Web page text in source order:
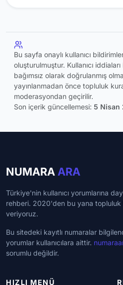
Bu sayfa onaylı kullanıcı
oluşturulmuştur. Kullanıcı
bağımsız olarak doğrulanmış
yayınlanmadan önce topluluk
moderasyondan geçirilir.
Son içerik güncellemesi: 5 Nisan
NUMARA ARA
Türkiye'nin kullanıcı yorumlarına
rehberi. 2020'den bu yana topluluk
veriyoruz.
Bu sitedeki kayıtlı numaralar
yorumlar kullanıcılara aittir.
sorumlu değildir.
HIZLI MENÜ